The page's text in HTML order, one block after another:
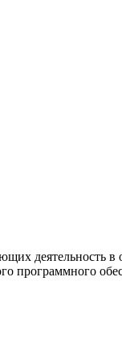
деятельность
программного